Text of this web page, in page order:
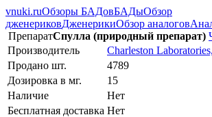
vnuki.ruОбзоры БАДовБАДыОбзор
дженериковДженерикиОбзор аналогов
ПрепаратСпулла (природный препарат)
Производитель
Charleston
Продано шт.
4789
Дозировка в мг.
15
Наличие
Нет
Бесплатная доставка Нет